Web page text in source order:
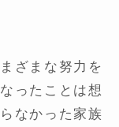
ざまな努力を
ったことは想
なかった家族